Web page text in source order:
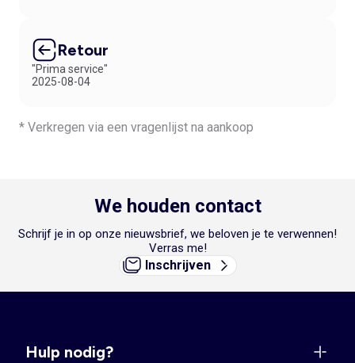
Retour
"Prima service"
2025-08-04
* Verkregen via een vragenlijst na aankoop
We houden contact
Schrijf je in op onze nieuwsbrief, we beloven je te verwennen!
Verras me!
Inschrijven
Hulp nodig?